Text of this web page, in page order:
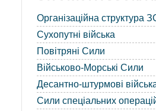
Організаційна структура
Сухопутні війська
Повітряні Сили
Військово-Морські Сили
Десантно-штурмові
Сили спеціальних